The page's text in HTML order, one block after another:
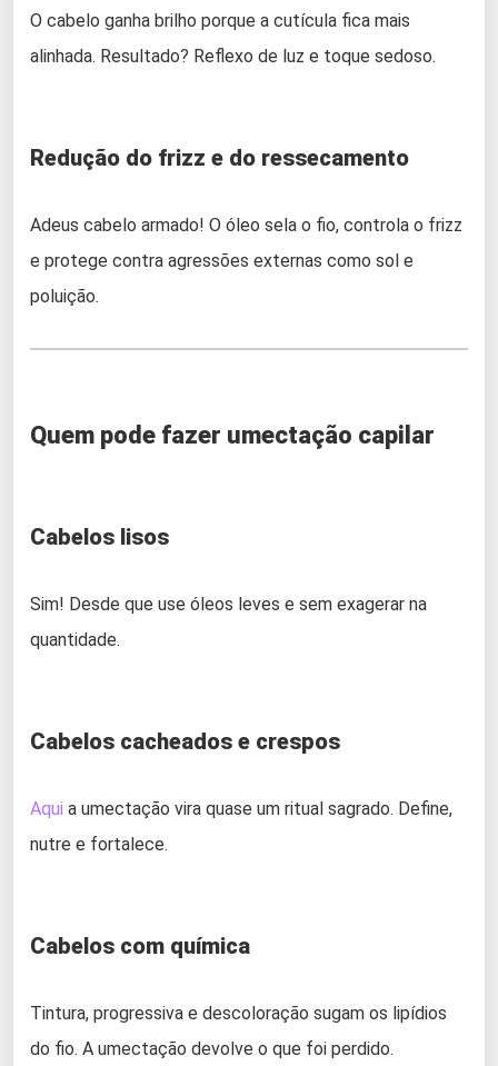
O cabelo ganha brilho porque a cutícula fica mais
alinhada. Resultado? Reflexo de luz e toque sedoso.
Redução do frizz e do ressecamento
Adeus cabelo armado! O óleo sela o fio, controla o frizz
e protege contra agressões externas como sol e
poluição.
Quem pode fazer umectação capilar
Cabelos lisos
Sim! Desde que use óleos leves e sem exagerar na
quantidade.
Cabelos cacheados e crespos
Aqui a umectação vira quase um ritual sagrado. Define,
nutre e fortalece.
Cabelos com química
Tintura, progressiva e descoloração sugam os lipídios
do fio. A umectação devolve o que foi perdido.